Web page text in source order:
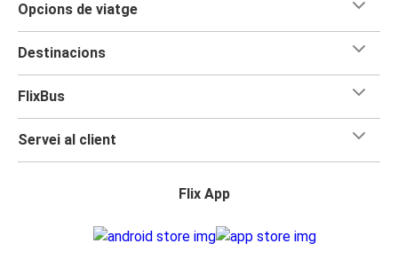
Opcions de viatge
Destinacions
FlixBus
Servei al client
Flix App